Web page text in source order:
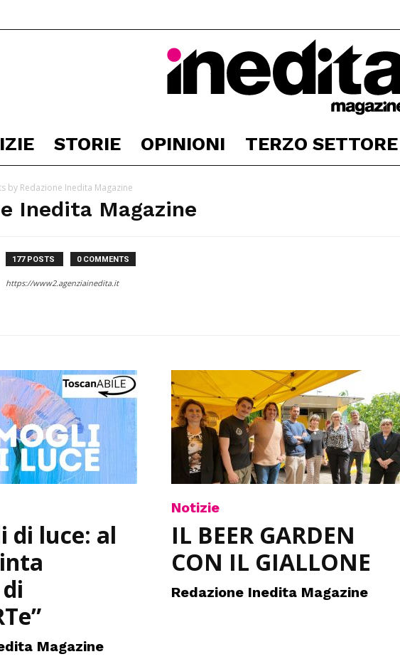
Inedita
STORIE OPINIONI TERZO SETTORE
by Redazione Inedita Magazine
Inedita Magazine
177 POSTS 0 COMMENTS
https://www2.agenziainedita.it
di luce: al
Magazine
Notizie
IL BEER GARDEN
CON IL GIALLONE
Redazione Inedita Magazine